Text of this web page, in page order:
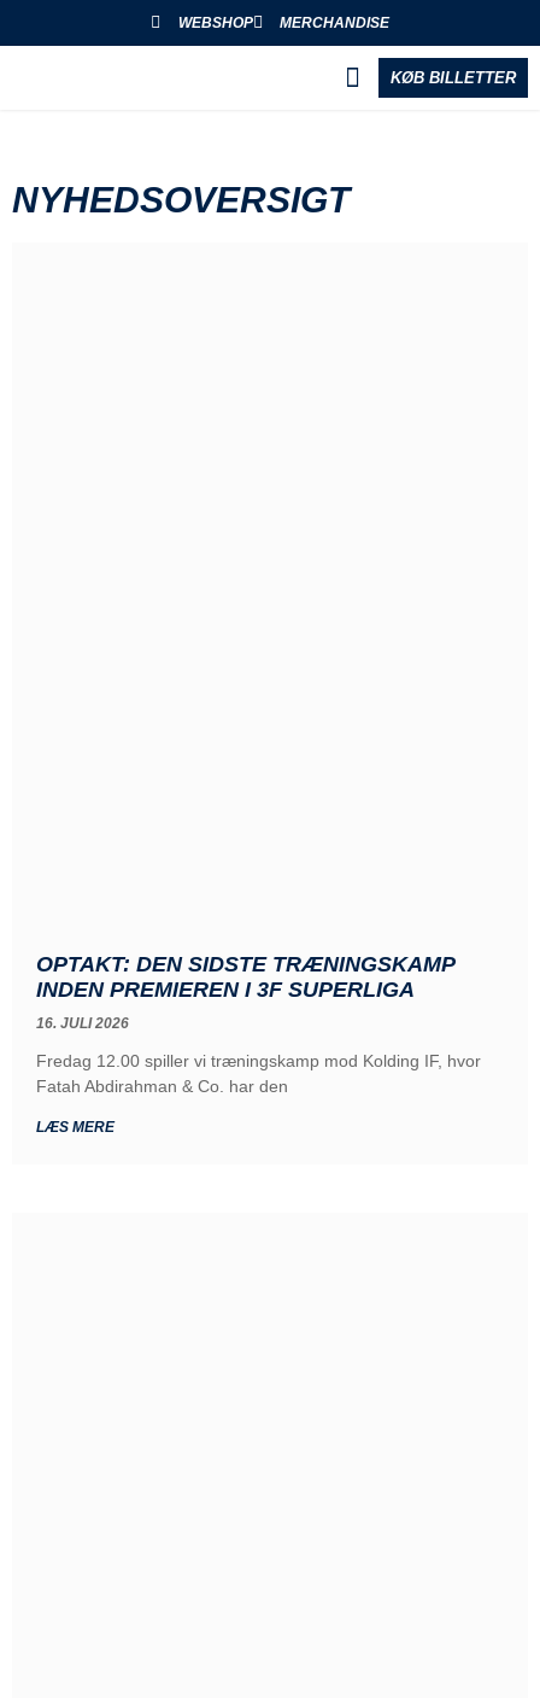
WEBSHOP MERCHANDISE
KØB BILLETTER
NYHEDSOVERSIGT
OPTAKT: DEN SIDSTE TRÆNINGSKAMP
INDEN PREMIEREN I 3F SUPERLIGA
16. JULI 2026
Fredag 12.00 spiller vi træningskamp mod Kolding IF, hvor
Fatah Abdirahman & Co. har den
LÆS MERE